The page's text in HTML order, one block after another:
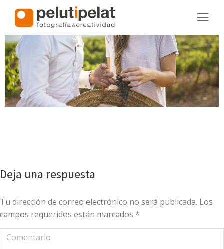
Deja una respuesta
Tu dirección de correo electrónico no será publicada. Los
campos requeridos están marcados *
Comentario